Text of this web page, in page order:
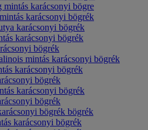
karácsonyi bögre
karácsonyi bögrék
karácsonyi bögrék
karácsonyi bögrék
bögrék
mintás karácsonyi bögrék
karácsonyi bögrék
bögrék
karácsonyi bögrék
bögrék
bögrék bögrék
karácsonyi bögrék